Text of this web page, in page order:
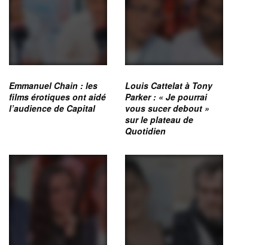
Emmanuel Chain : les
films érotiques ont aidé
l’audience de Capital
Louis Cattelat à Tony
Parker : « Je pourrai
vous sucer debout »
sur le plateau de
Quotidien